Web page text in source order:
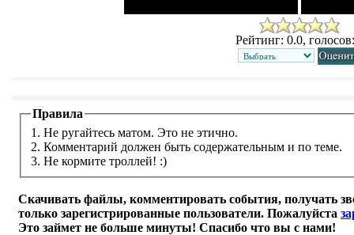
Рейтинг: 0.0,
Правила
1. Не ругайтесь матом. Это не этично.
2. Комментарий должен быть содержательным и по теме.
3. Не кормите троллей! :)
Скачивать файлы, комментировать события, получать
только зарегистрированные пользователи. Пожалуйста
Это займет не больше минуты! Спасибо что вы с нами!